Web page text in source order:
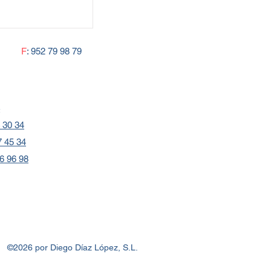
F: 952 79 98 79
30 34
45 34
96 98
©2026 por Diego Díaz López, S.L.